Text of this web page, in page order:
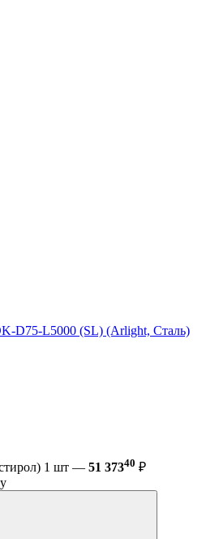
D75-L5000 (SL) (Arlight, Сталь)
1 шт — 51 37340 ₽